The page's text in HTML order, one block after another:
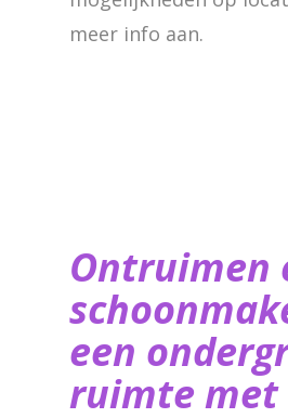
meer info aan.
Ontruimen
een
ruimte met